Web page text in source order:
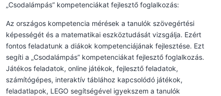
„Csodalámpás” kompetenciákat fejlesztő foglalkozás:
Az országos kompetencia mérések a tanulók szövegértési
képességét és a matematikai eszköztudását vizsgálja. Ezért
fontos feladatunk a diákok kompetenciájának fejlesztése. Ezt
segíti a „Csodalámpás” kompetenciákat fejlesztő foglalkozás.
Játékos feladatok, online játékok, fejlesztő feladatok,
számítógépes, interaktív táblához kapcsolódó játékok,
feladatlapok, LEGO segítségével igyekszem a tanulók